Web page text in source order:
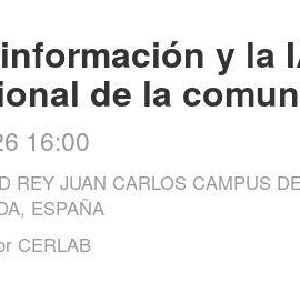
y la
de la
16:00
REY JUAN CARLOS CAMPUS
ESPAÑA
CERLAB